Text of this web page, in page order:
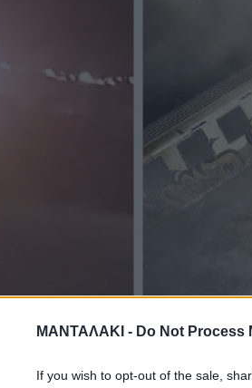
ΜΑΝΤΑΛΑΚΙ - Do Not Process
If you wish to opt-out of the sale,